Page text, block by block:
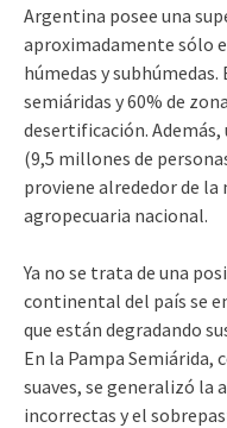
Argentina posee una
aproximadamente sólo
húmedas y
semiáridas y 60% de
desertificación.
(9,5 millones de
proviene alrededor de
agropecuaria nacional.
Ya no se trata de una
continental del país se
que están degradando
En la Pampa Semiárida,
suaves, se generalizó la
incorrectas y el